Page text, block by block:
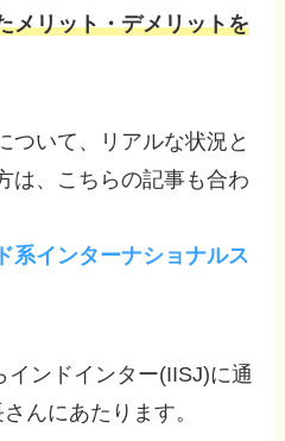
メリット・デメリットを
ついて、リアルな状況と
は、こちらの記事も合わ
系インターナショナルス
ンドインター(IISJ)に通
んにあたります。